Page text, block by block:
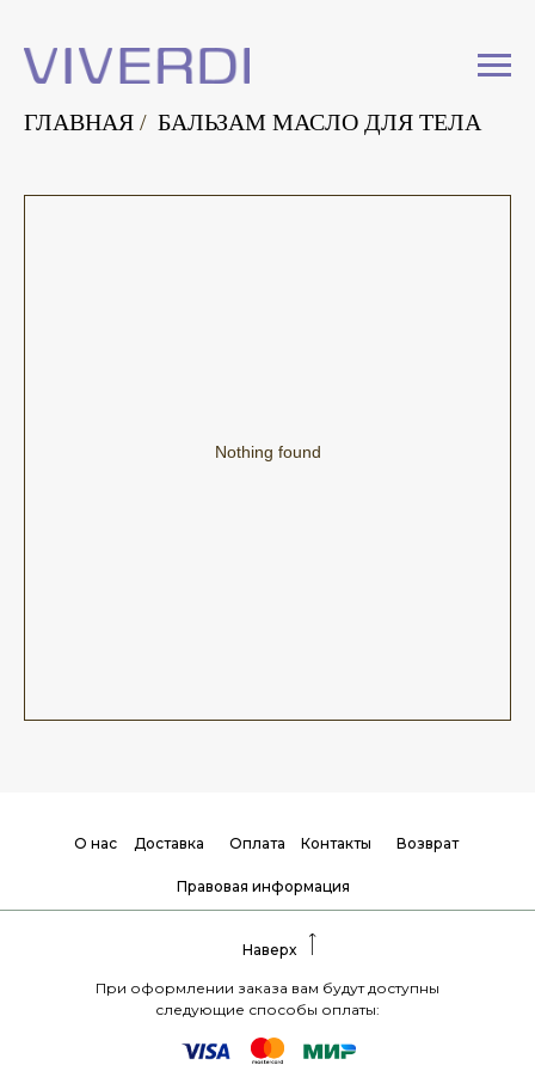
ГЛАВНАЯ / БАЛЬЗАМ МАСЛО ДЛЯ ТЕЛА
Nothing found
О нас Доставка Оплата Возврат
Контакты
Правовая информация
Наверх
При оформлении заказа вам будут доступны
следующие способы оплаты: